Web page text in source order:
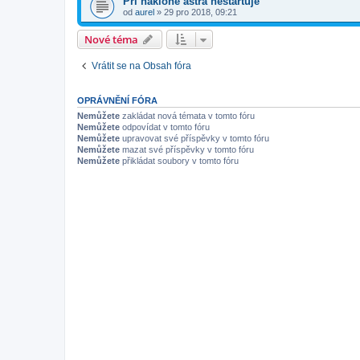
od aurel » 29 pro 2018, 09:21
Nové téma
Vrátit se na Obsah fóra
OPRÁVNĚNÍ FÓRA
Nemůžete zakládat nová témata v tomto fóru
Nemůžete odpovídat v tomto fóru
Nemůžete upravovat své příspěvky v tomto fóru
Nemůžete mazat své příspěvky v tomto fóru
Nemůžete přikládat soubory v tomto fóru